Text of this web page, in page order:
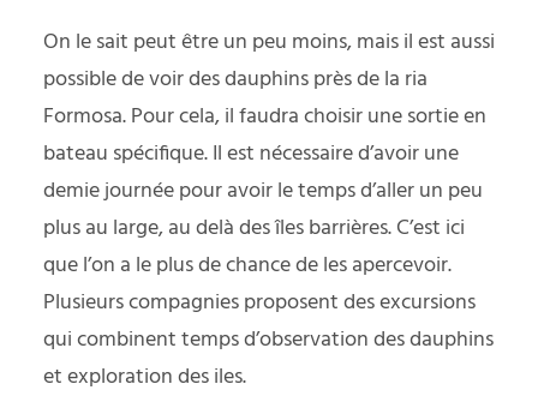
On le sait peut être un peu moins, mais il est aussi
possible de voir des dauphins près de la ria
Formosa. Pour cela, il faudra choisir une sortie en
bateau spécifique. Il est nécessaire d’avoir une
demie journée pour avoir le temps d’aller un peu
plus au large, au delà des îles barrières. C’est ici
que l’on a le plus de chance de les apercevoir.
Plusieurs compagnies proposent des excursions
qui combinent temps d’observation des dauphins
et exploration des iles.